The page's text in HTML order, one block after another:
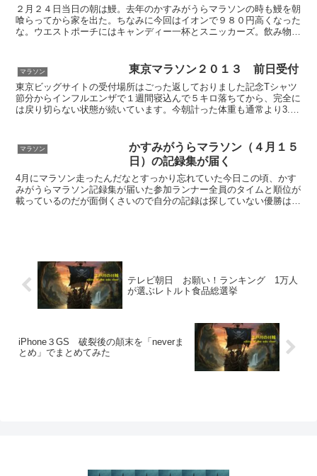
２月２４日当日の朝は鰻。去年のかすみがうらマラソンの時も鰻を朝
喰らってから家を出た。ちなみに今回はイオンで９８０円高くなった
な。ウエストポーチにはキャンディー一杯とスニッカーズ。飲み物は
マラソン 東京マラソン２０１３ 前日受付
東京ビッグサイトの受付場所はごった返しておりました記念Tシャツ
節分からインフルエンザで１週間寝込んで５キロ落ちてから、完全に
は戻り切らない状態が続いています。今朝計った体重も通常より3.4
マラソン
かすみがうらマラソン（４月１５
日）の記録集が届く
4月にマラソン走ったんだなとすっかり忘れていた今日この頃、かす
みがうらマラソン記録集が届いた参加ランナー全員のタイムと順位が
載っているのだが面倒くさいので自分の記録は探していない優勝はあ
テレビ朝日 お願い！ランキング 1万人
が選ぶレトルト食品総選挙
iPhone３GS 破裂後の顛末を「neverま
とめ」でまとめてみた